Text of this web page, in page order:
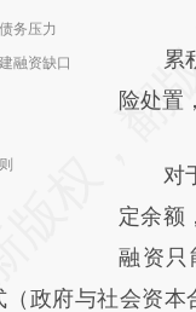
务压力
融资缺口
累积
险处置
对于
定余额
融资只
（政府与社会资本